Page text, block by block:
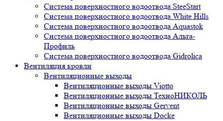
Система поверхностного водоотвода SteeStart
Система поверхностного водоотвода White Hills
Система поверхностного водоотвода Aquastok
Система поверхностного водоотвода Альта-
Профиль
Система поверхностного водоотвода Gidrolica
Вентиляция кровли
Вентиляционные выходы
Вентиляционные выходы Viotto
Вентиляционные выходы ТехноНИКОЛЬ
Вентиляционные выходы Gervent
Вентиляционные выходы Docke